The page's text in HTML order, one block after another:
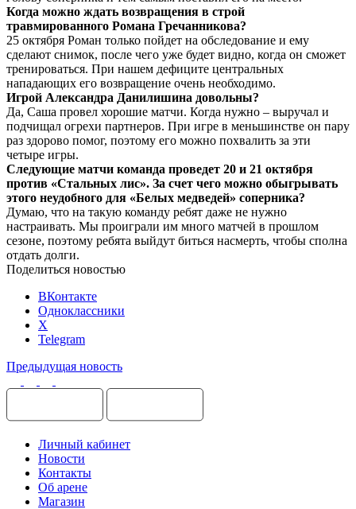
Когда можно ждать возвращения в строй
травмированного Романа Гречанникова?
25 октября Роман только пойдет на обследование и ему
сделают снимок, после чего уже будет видно, когда он сможет
тренироваться. При нашем дефиците центральных
нападающих его возвращение очень необходимо.
Игрой Александра Данилишина довольны?
Да, Саша провел хорошие матчи. Когда нужно – выручал и
подчищал огрехи партнеров. При игре в меньшинстве он пару
раз здорово помог, поэтому его можно похвалить за эти
четыре игры.
Следующие матчи команда проведет 20 и 21 октября
против «Стальных лис». За счет чего можно обыгрывать
этого неудобного для «Белых медведей» соперника?
Думаю, что на такую команду ребят даже не нужно
настраивать. Мы проиграли им много матчей в прошлом
сезоне, поэтому ребята выйдут биться насмерть, чтобы сполна
отдать долги.
Поделиться новостью
ВКонтакте
Одноклассники
X
Telegram
Предыдущая новость
Личный кабинет
Новости
Контакты
Об арене
Магазин